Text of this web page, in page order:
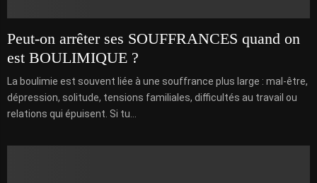
Peut-on arrêter ses SOUFFRANCES quand on
est BOULIMIQUE ?
La boulimie est souvent liée à une souffrance plus large : mal-être,
dépression, solitude, tensions familiales, difficultés au travail ou
relations qui épuisent. Si tu...